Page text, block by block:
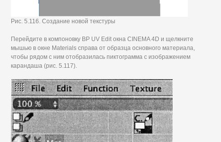
Рис. 5.116. Создание новой текстуры
Перейдите в компоновку ВР UV Edit окна CINEMA 4D и щелкните
мышью в окне Materials справа от образца основного материала,
чтобы рядом с ним отобразилась пиктограмма с изображением
карандаша (рис. 5.117).